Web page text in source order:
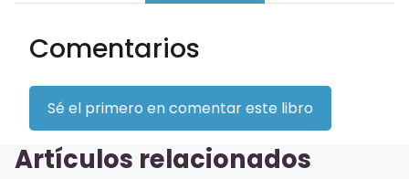
Comentarios
Sé el primero en comentar este libro
Artículos relacionados